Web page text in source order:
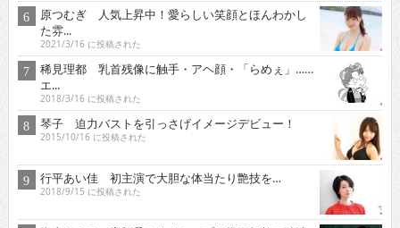
原つむぎ 人気上昇中！愛らしい笑顔とほんわかし
た雰...
2021/3/16 に投稿された
稀見理都 乳首残像に触手・アヘ顔・「らめぇ」……
エ...
2018/3/16 に投稿された
琴子 迫力バストを引っさげイメージデビュー！
2015/10/16 に投稿された
行平あい佳 初主演で大胆な体当たり艶技を…
2018/9/15 に投稿された